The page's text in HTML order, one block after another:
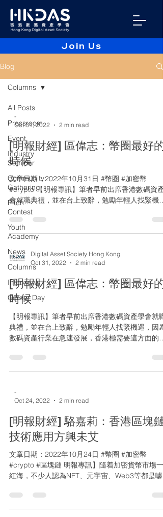
Join Us
Blog
All Posts
Pressroom
Event
Industry
Seminar
Community
Gathering
Pitch
Contest
Youth
Academy
News
Columns
Interviews
Career Day
Columns
-
Oct 31, 2022
2 min read
[明報財經] 區偉志：幣圈最好的
時候
文章日期：2022年10月31日 #幣圈 #加密幣
#crypto 【明報專訊】筆者早前出席香港數碼資產
會就職典禮，並在台上致辭，勉勵年輕人找緊機
遇，因為數碼資產行業在急速發展，香港極需要這
方面的人才。現在正是加密貨幣的嚴冬(crypto...
Digital Asset Society Hong Kong
Oct 31, 2022
2 min read
[明報財經] 區偉志：幣圈最好的
時候
【明報專訊】筆者早前出席香港數碼資產學會就職
典禮，並在台上致辭，勉勵年輕人找緊機遇，因為
數碼資產行業在急速發展，香港極需要這方面的人
還鼓勵年輕人入行，是否已不合時宜?...
-
Oct 24, 2022
2 min read
[明報財經] 駱嘉莉：香港區塊鏈
技術應用方興未艾
文章日期：2022年10月24日 #幣圈 #加密幣
#crypto #區塊鏈 明報專訊】隨着加密貨幣市場一
紅海，不少人認為NFT、元宇宙、Web3等都是噱
港推行數載，有其發展及潛力。早於2016年，應科
院已率先與中銀香港合作...